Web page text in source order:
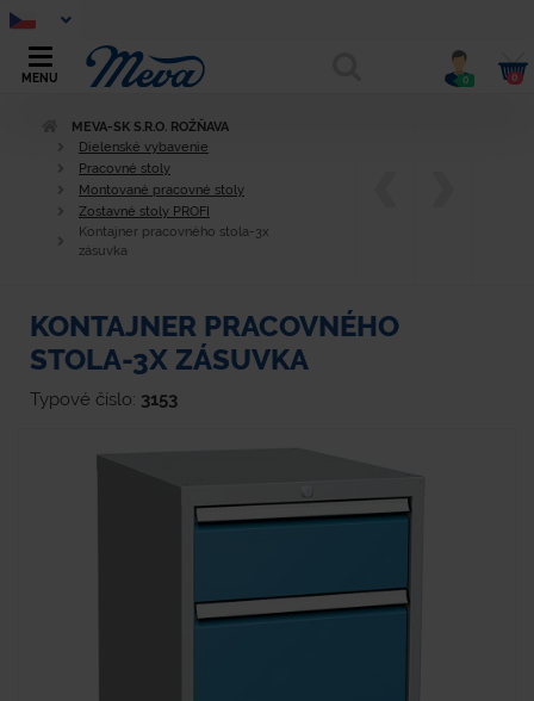
MENU 0 0
MEVA-SK S.R.O. ROŽŇAVA
Dielenské vybavenie
Pracovné stoly
Montované pracovné stoly
Zostavné stoly PROFI
Kontajner pracovného stola-3x
zásuvka
KONTAJNER PRACOVNÉHO
STOLA-3X ZÁSUVKA
Typové číslo: 3153